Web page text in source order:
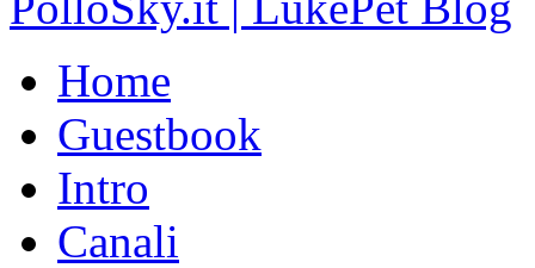
Home
Guestbook
Intro
Canali